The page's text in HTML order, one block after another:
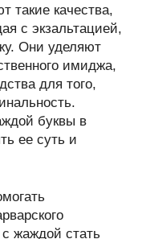
такие качества,
с экзальтацией,
Они уделяют
имиджа,
для того,
буквы в
ее суть и
жаждой стать